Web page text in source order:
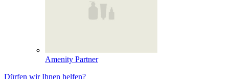
Amenity Partner
Dürfen wir Ihnen helfen?